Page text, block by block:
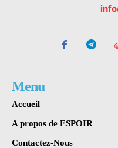
Menu
Accueil
A propos de ESPOIR
Contactez-Nous